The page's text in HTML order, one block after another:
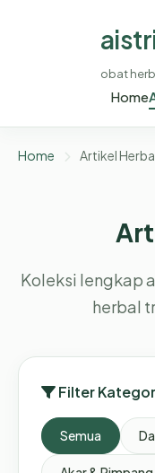
obat
Home
Home Artikel
Koleksi lengkap
herbal
Filter
Semua